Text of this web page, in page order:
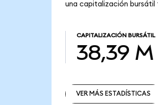
una capitalización
CAPITALIZACIÓN BURSÁTIL
38,39 M
VER MÁS ESTADÍSTICAS